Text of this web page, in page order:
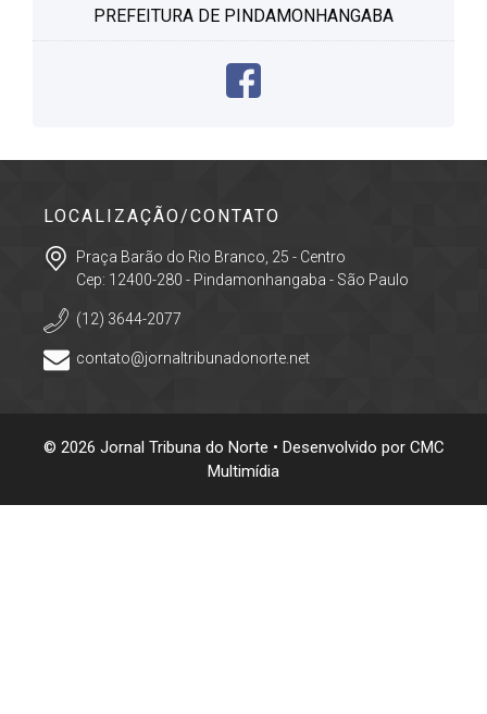
PREFEITURA DE PINDAMONHANGABA
LOCALIZAÇÃO/CONTATO
Praça Barão do Rio Branco, 25 - Centro
Cep: 12400-280 - Pindamonhangaba - São Paulo
(12) 3644-2077
contato@jornaltribunadonorte.net
© 2026 Jornal Tribuna do Norte • Desenvolvido por CMC
Multimídia